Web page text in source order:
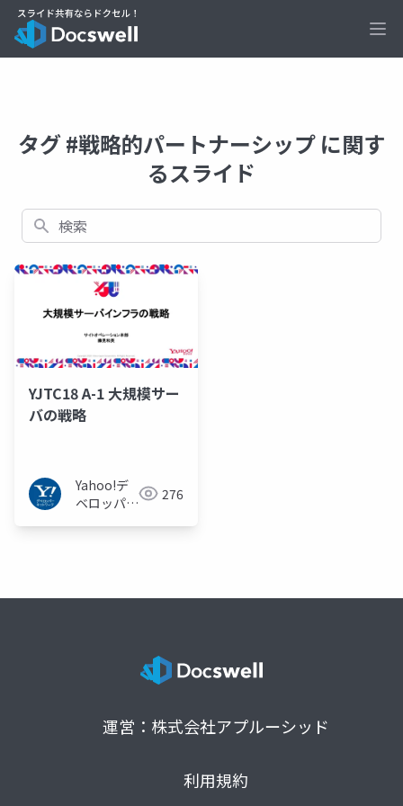
タグ #戦略的パートナーシップ に関す
るスライド
検索
YJTC18 A-1 大規模サー
バの戦略
Yahoo!デ
ベロッパー
276
運営：株式会社アプルーシッド
利用規約